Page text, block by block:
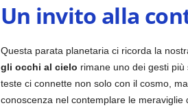
Un invito alla
Questa parata planetaria ci ricorda la
gli occhi al cielo rimane uno dei gesti
teste ci connette non solo con il cosmo,
conoscenza nel contemplare le meraviglie